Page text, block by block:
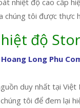
chúng tôi được thực
độ
Hoang Long Phu
duy nhất tại
tôi để đem lại